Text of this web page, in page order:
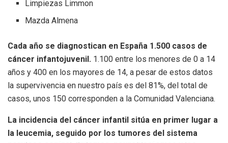
Limpiezas Limmon
Mazda Almena
Cada año se diagnostican en España 1.500 casos de
cáncer infantojuvenil. 1.100 entre los menores de 0 a 14
años y 400 en los mayores de 14, a pesar de estos datos
la supervivencia en nuestro país es del 81%, del total de
casos, unos 150 corresponden a la Comunidad Valenciana.
La incidencia del cáncer infantil sitúa en primer lugar a
la leucemia, seguido por los tumores del sistema